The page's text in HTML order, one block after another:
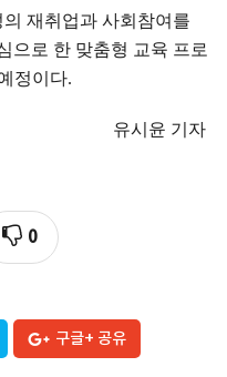
재취업과 사회참여를
으로 한 맞춤형 교육 프로
정이다.
유시윤 기자
0
구글+ 공유